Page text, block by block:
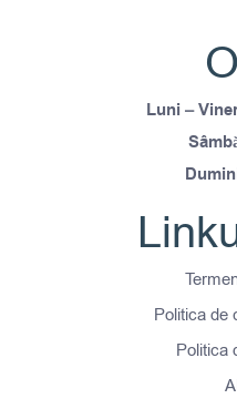
Luni –
Politica de
Politica